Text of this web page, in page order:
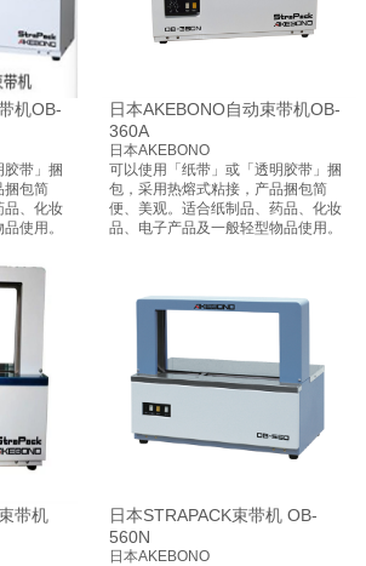
机OB-
带」捆
捆包简
品、化妆
使用。
日本AKEBONO自动束带机OB-
360A
日本AKEBONO
可以使用「纸带」或「透明胶带」捆
包，采用热熔式粘接，产品捆包简
便、美观。适合纸制品、药品、化妆
品、电子产品及一般轻型物品使用。
带机
日本STRAPACK束带机 OB-
560N
日本AKEBONO